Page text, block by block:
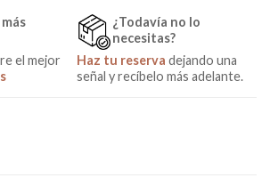
el mejor
¿Todavía no lo
necesitas?
Haz tu reserva dejando una
señal y recíbelo más adelante.